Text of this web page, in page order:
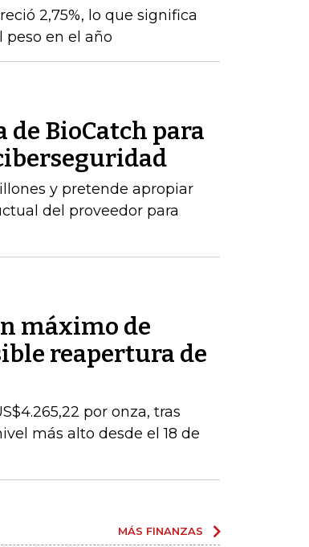
2,75%, lo que significa
peso en el año
BioCatch para
y pretende apropiar
del proveedor para
máximo de
reapertura de
por onza, tras
más alto desde el 18 de
MÁS FINANZAS